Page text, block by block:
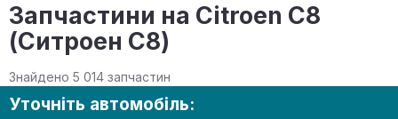
Запчастини на Citroen C8
(Ситроен С8)
Знайдено 5 014 запчастин
Уточніть автомобіль: